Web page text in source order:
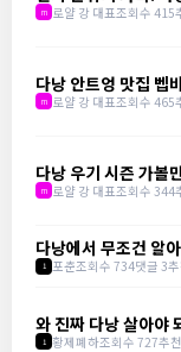
짜 한 그릇
m 로얄 강 대표 조회수 415
다낭 안트엉 맛집 벱
m 로얄 강 대표 조회수 465
다낭 우기 시즌 가볼
m 로얄 강 대표 조회수 344
다낭에서 무조건 알
1 포춘조회수 734댓글 3
와 진짜 다낭 살아야
1 황제폐하조회수 727추